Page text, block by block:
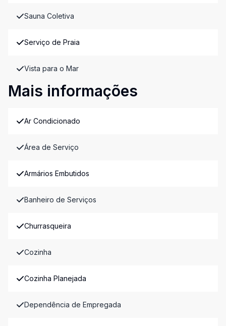
Sauna Coletiva
Serviço de Praia
Vista para o Mar
Mais informações
Ar Condicionado
Área de Serviço
Armários Embutidos
Banheiro de Serviços
Churrasqueira
Cozinha
Cozinha Planejada
Dependência de Empregada